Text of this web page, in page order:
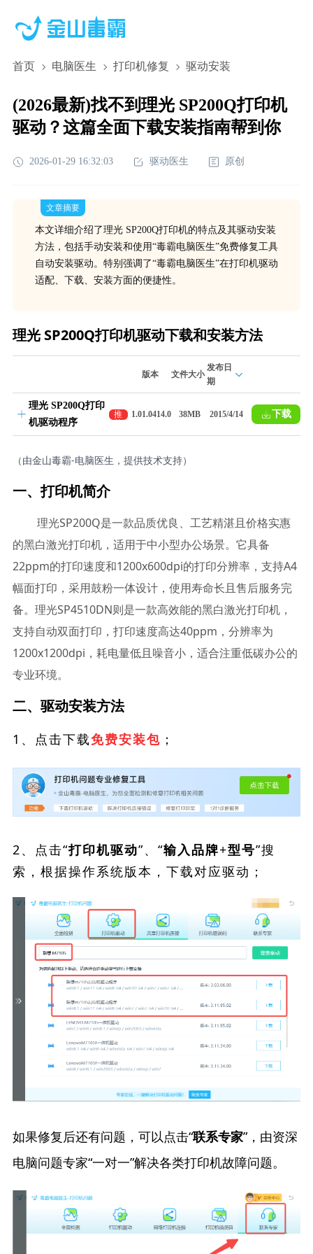
首页 电脑医生 打印机修复 驱动安装
(2026最新)找不到理光 SP200Q打印机
驱动？这篇全面下载安装指南帮到你
2026-01-29 16:32:03 驱动医生 原创
文章摘要
本文详细介绍了理光 SP200Q打印机的特点及其驱动安装
方法，包括手动安装和使用“毒霸电脑医生”免费修复工具
自动安装驱动。特别强调了“毒霸电脑医生”在打印机驱动
适配、下载、安装方面的便捷性。
理光 SP200Q打印机驱动下载和安装方法
版本 文件大小
发布日
期
理光 SP200Q打印
机驱动程序
推
荐
1.01.0414.0 38MB 2015/4/14 下载
（由金山毒霸-电脑医生，提供技术支持）
一、打印机简介
理光SP200Q是一款品质优良、工艺精湛且价格实惠
的黑白激光打印机，适用于中小型办公场景。它具备
22ppm的打印速度和1200x600dpi的打印分辨率，支持A4
幅面打印，采用鼓粉一体设计，使用寿命长且售后服务完
备。理光SP4510DN则是一款高效能的黑白激光打印机，
支持自动双面打印，打印速度高达40ppm，分辨率为
1200x1200dpi，耗电量低且噪音小，适合注重低碳办公的
专业环境。
二、驱动安装方法
1、点击下载免费安装包 ；
2、点击“打印机驱动”、“输入品牌+型号”搜
索，根据操作系统版本，下载对应驱动；
如果修复后还有问题，可以点击“联系专家”，由资深
电脑问题专家“一对一”解决各类打印机故障问题。